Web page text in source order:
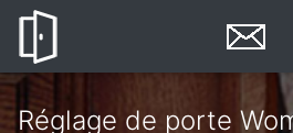
Réglage de porte